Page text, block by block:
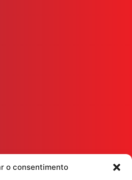
o consentimento